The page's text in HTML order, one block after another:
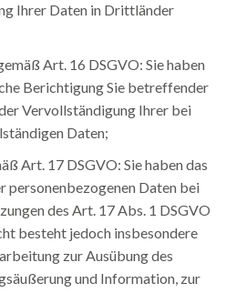
Ihrer Daten in Drittländer
Art. 16 DSGVO: Sie haben
Berichtigung Sie betreffender
Vervollständigung Ihrer bei
Daten;
Art. 17 DSGVO: Sie haben das
personenbezogenen Daten bei
des Art. 17 Abs. 1 DSGVO
besteht jedoch insbesondere
zur Ausübung des
und Information, zur